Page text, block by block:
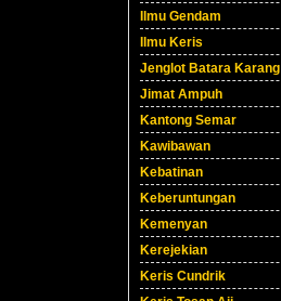
Ilmu Gendam
Ilmu Keris
Jenglot Batara Karang
Jimat Ampuh
Kantong Semar
Kawibawan
Kebatinan
Keberuntungan
Kemenyan
Kerejekian
Keris Cundrik